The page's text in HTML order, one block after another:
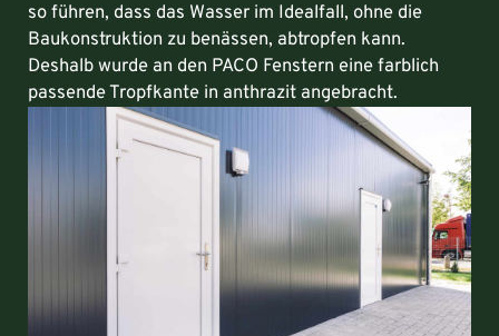
so führen, dass das Wasser im Idealfall, ohne die
Baukonstruktion zu benässen, abtropfen kann.
Deshalb wurde an den PACO Fenstern eine farblich
passende Tropfkante in anthrazit angebracht.